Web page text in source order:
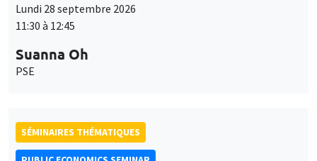
Lundi 28 septembre 2026
11:30 à 12:45
Suanna Oh
PSE
SÉMINAIRES THÉMATIQUES